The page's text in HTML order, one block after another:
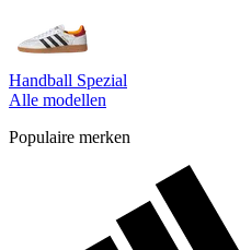
Handball Spezial
Alle modellen
Populaire merken